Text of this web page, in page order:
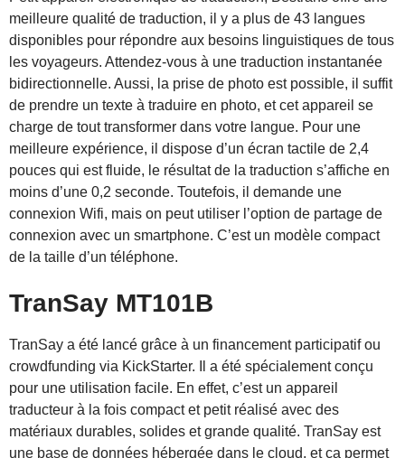
meilleure qualité de traduction, il y a plus de 43 langues
disponibles pour répondre aux besoins linguistiques de tous
les voyageurs. Attendez-vous à une traduction instantanée
bidirectionnelle. Aussi, la prise de photo est possible, il suffit
de prendre un texte à traduire en photo, et cet appareil se
charge de tout transformer dans votre langue. Pour une
meilleure expérience, il dispose d’un écran tactile de 2,4
pouces qui est fluide, le résultat de la traduction s’affiche en
moins d’une 0,2 seconde. Toutefois, il demande une
connexion Wifi, mais on peut utiliser l’option de partage de
connexion avec un smartphone. C’est un modèle compact
de la taille d’un téléphone.
TranSay MT101B
TranSay a été lancé grâce à un financement participatif ou
crowdfunding via KickStarter. Il a été spécialement conçu
pour une utilisation facile. En effet, c’est un appareil
traducteur à la fois compact et petit réalisé avec des
matériaux durables, solides et grande qualité. TranSay est
une base de données hébergée dans le cloud, et ça permet